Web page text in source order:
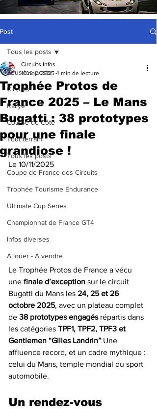
Post
Tous les posts
Circuits
Rallye
Course de Côte
Tout terrain
Tous les posts
Coupe de France des Circuits
Trophée Tourisme Endurance
Ultimate Cup Series
Championnat de France GT4
Infos diverses
A louer - A vendre
Tous les posts
Trophée Protos de
France 2025 – Le Mans
Bugatti : 38 prototypes
pour une finale
grandiose !
Circuits Infos
10 nov. 2025 4 min de lecture
Le 10/11/2025
Le Trophée Protos de France a vécu
une finale d’exception sur le circuit
Bugatti du Mans les 24, 25 et 26
octobre 2025, avec un plateau complet
de 38 prototypes engagés répartis dans
les catégories TPF1, TPF2, TPF3 et
Gentlemen “Gilles Landrin”.Une
affluence record, et un cadre mythique :
celui du Mans, temple mondial du sport
automobile.
Un rendez-vous